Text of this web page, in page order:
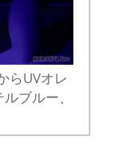
らUVオレ
ブルー、